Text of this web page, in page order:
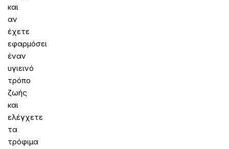
και
αν
έχετε
εφαρμόσει
έναν
υγιεινό
τρόπο
ζωής
και
ελέγχετε
τα
τρόφιμα